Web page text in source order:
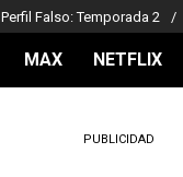
Perfil Falso: Temporada 2
MAX NETFLIX
PUBLICIDAD